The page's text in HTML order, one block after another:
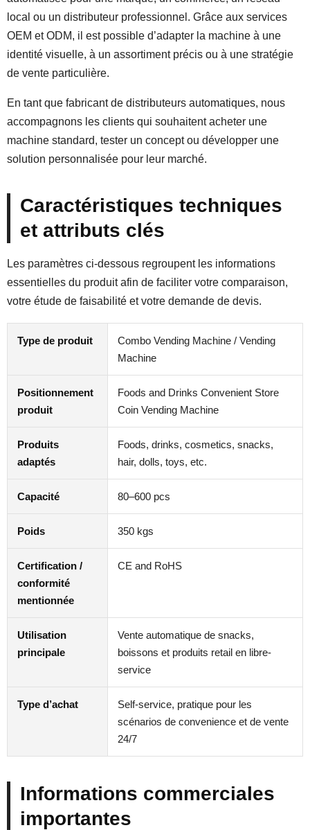
local ou un distributeur professionnel. Grâce aux services
OEM et ODM, il est possible d’adapter la machine à une
identité visuelle, à un assortiment précis ou à une stratégie
de vente particulière.
En tant que fabricant de distributeurs automatiques, nous
accompagnons les clients qui souhaitent acheter une
machine standard, tester un concept ou développer une
solution personnalisée pour leur marché.
Caractéristiques techniques
et attributs clés
Les paramètres ci-dessous regroupent les informations
essentielles du produit afin de faciliter votre comparaison,
votre étude de faisabilité et votre demande de devis.
Type de produit
Combo Vending Machine / Vending
Machine
Positionnement
produit
Foods and Drinks Convenient Store
Coin Vending Machine
Produits
adaptés
Foods, drinks, cosmetics, snacks,
hair, dolls, toys, etc.
Capacité 80–600 pcs
Poids 350 kgs
Certification /
conformité
mentionnée
CE and RoHS
Utilisation
principale
Vente automatique de snacks,
boissons et produits retail en libre-
service
Type d’achat
Self-service, pratique pour les
scénarios de convenience et de vente
24/7
Informations commerciales
importantes